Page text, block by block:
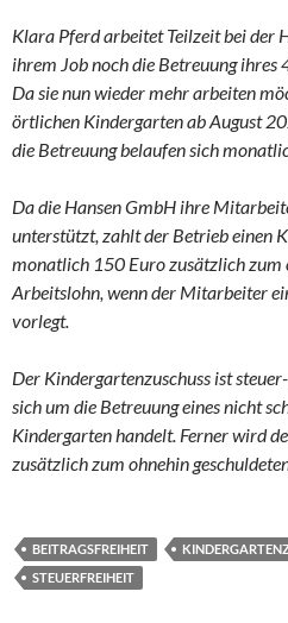
Klara Pferd arbeitet Teilzeit bei der
ihrem Job noch die Betreuung ihres
Da sie nun wieder mehr arbeiten
örtlichen Kindergarten ab August
die Betreuung belaufen sich
Da die Hansen GmbH ihre
unterstützt, zahlt der Betrieb einen
monatlich 150 Euro zusätzlich zum
Arbeitslohn, wenn der Mitarbeiter
vorlegt.
Der Kindergartenzuschuss ist
sich um die Betreuung eines nicht
Kindergarten handelt. Ferner wird
zusätzlich zum ohnehin
BEITRAGSFREIHEIT
STEUERFREIHEIT